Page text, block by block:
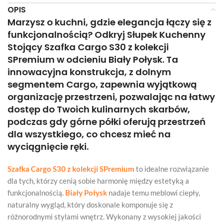
OPIS
Marzysz o kuchni, gdzie elegancja łączy się z
funkcjonalnością? Odkryj Słupek Kuchenny
Stojący Szafka Cargo S30 z kolekcji
SPremium w odcieniu Biały Połysk. Ta
innowacyjna konstrukcja, z dolnym
segmentem Cargo, zapewnia wyjątkową
organizację przestrzeni, pozwalając na łatwy
dostęp do Twoich kulinarnych skarbów,
podczas gdy górne półki oferują przestrzeń
dla wszystkiego, co chcesz mieć na
wyciągnięcie ręki.
Szafka Cargo S30 z kolekcji SPremium to idealne rozwiązanie
dla tych, którzy cenią sobie harmonię między estetyką a
funkcjonalnością. Biały Połysk nadaje temu meblowi ciepły,
naturalny wygląd, który doskonale komponuje się z
różnorodnymi stylami wnętrz. Wykonany z wysokiej jakości